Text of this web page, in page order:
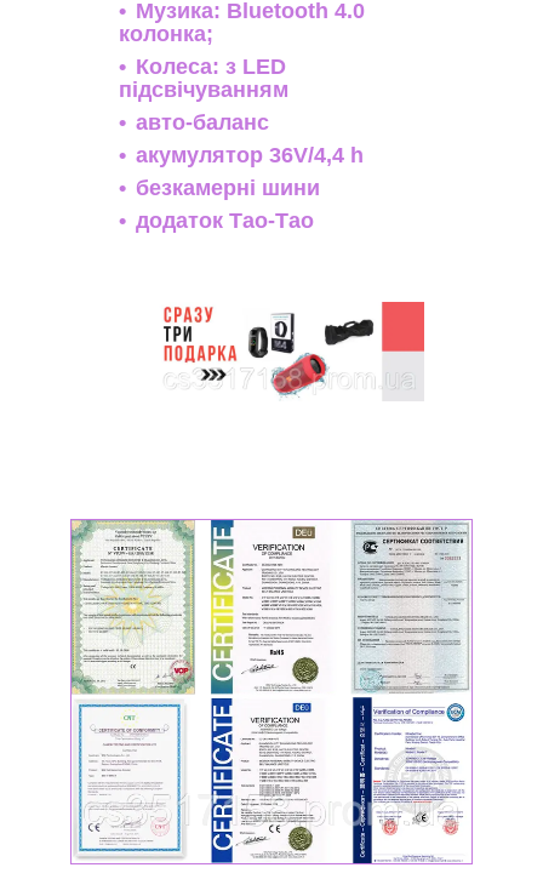
Музика: Bluetooth 4.0
колонка;
Колеса: з LED
підсвічуванням
авто-баланс
акумулятор 36V/4,4 h
безкамерні шини
додаток Тао-Тао